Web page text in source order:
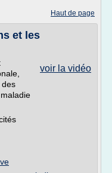
Haut de page
et les
voir la vidéo
des